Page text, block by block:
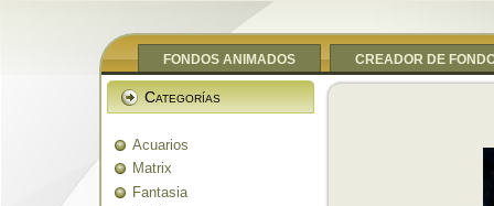
FONDOS ANIMADOS CREADOR DE
Categorías
Acuarios
Matrix
Fantasia